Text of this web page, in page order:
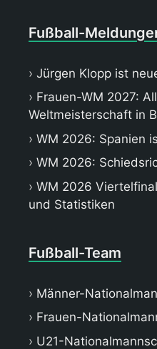
Fußball-
Jürgen Klopp ist
Frauen-WM 2027:
Weltmeisterschaft in
WM 2026: Spanien
WM 2026:
WM 2026
und Statistiken
Fußball-Team
Männer-
Frauen-
U21-